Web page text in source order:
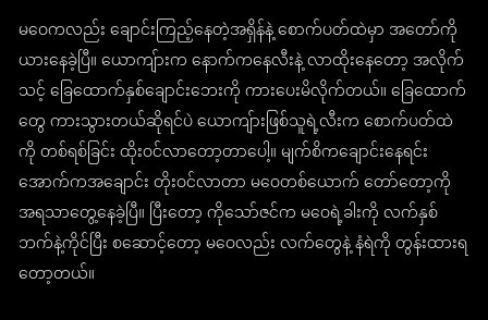
မဝေကလည်း ချောင်းကြည့်နေတဲ့အရှိန်နဲ့ စောက်ပတ်ထဲမှာ အတော်ကို
ယားနေခဲ့ပြီ။ ယောကျ်ားက နောက်ကနေလီးနဲ့ လာထိုးနေတော့ အလိုက်
သင့် ခြေထောက်နှစ်ချောင်းဘေးကို ကားပေးမိလိုက်တယ်။ ခြေထောက်
တွေ ကားသွားတယ်ဆိုရင်ပဲ ယောကျ်ားဖြစ်သူရဲ့လီးက စောက်ပတ်ထဲ
ကို တစ်ရစ်ခြင်း ထိုးဝင်လာတော့တာပေါ့။ မျက်စိကချောင်းနေရင်း
အောက်ကအချောင်း တိုးဝင်လာတာ မဝေတစ်ယောက် တော်တော့ကို
အရသာတွေ့နေခဲ့ပြီ။ ပြီးတော့ ကိုသော်ဇင်က မဝေရဲ့ခါးကို လက်နှစ်
ဘက်နဲ့ကိုင်ပြီး စဆောင့်တော့ မဝေလည်း လက်တွေနဲ့ နံရဲကို တွန်းထားရ
တော့တယ်။